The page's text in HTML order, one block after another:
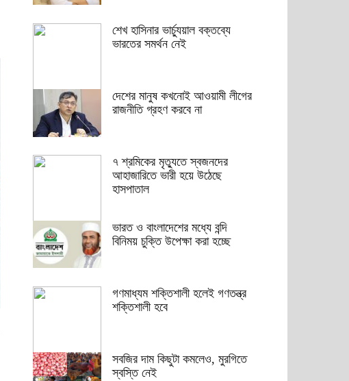
শেখ হাসিনার ভার্চ্যুয়াল বক্তব্যে
ভারতের সমর্থন নেই
দেশের মানুষ কখনোই আওয়ামী লীগের
রাজনীতি গ্রহণ করবে না
৭ শ্রমিকের মৃত্যুতে স্বজনদের
আহাজারিতে ভারী হয়ে উঠেছে
হাসপাতাল
ভারত ও বাংলাদেশের মধ্যে বন্দি
বিনিময় চুক্তি উপেক্ষা করা হচ্ছে
গণমাধ্যম শক্তিশালী হলেই গণতন্ত্র
শক্তিশালী হবে
সবজির দাম কিছুটা কমলেও, মুরগিতে
স্বস্তি নেই